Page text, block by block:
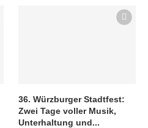
36. Würzburger Stadtfest:
Zwei Tage voller Musik,
Unterhaltung und...